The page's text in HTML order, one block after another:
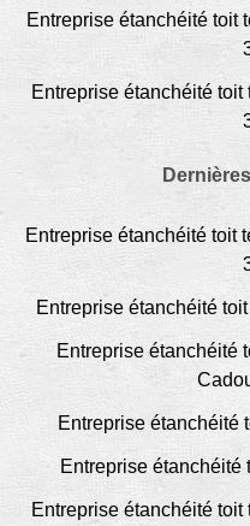
Entreprise étanchéité toit
Entreprise étanchéité
Entreprise étanchéité toit
Entreprise étanchéité
Entreprise étanchéité
Entreprise étanchéité
Entreprise étanchéité
Entreprise étanchéité